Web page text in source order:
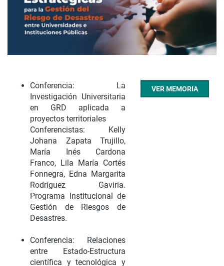
Conferencia: La
Investigación Universitaria
en GRD aplicada a
proyectos territoriales
Conferencistas: Kelly
Johana Zapata Trujillo,
María Inés Cardona
Franco, Lila María Cortés
Fonnegra, Edna Margarita
Rodríguez Gaviria.
Programa Institucional de
Gestión de Riesgos de
Desastres.
Conferencia: Relaciones
entre Estado-Estructura
científica y tecnológica y
VER MEMORIA